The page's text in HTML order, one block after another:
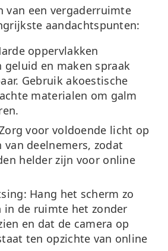
van een vergaderruimte
aandachtspunten:
oppervlakken
geluid en maken spraak
Gebruik akoestische
materialen om galm
voor voldoende licht op
van deelnemers, zodat
helder zijn voor online
Hang het scherm zo
in de ruimte het zonder
en dat de camera op
ten opzichte van online